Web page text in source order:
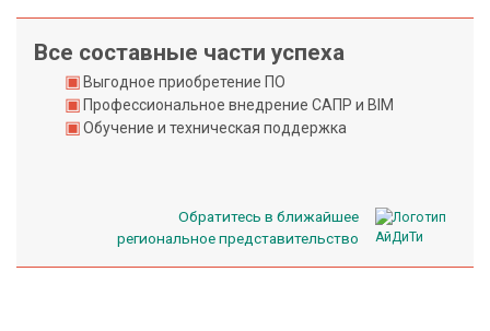
е
я
Все составные части успеха
Выгодное приобретение ПО
Профессиональное внедрение САПР и BIM
Обучение и техническая поддержка
Обратитесь в ближайшее
региональное представительство